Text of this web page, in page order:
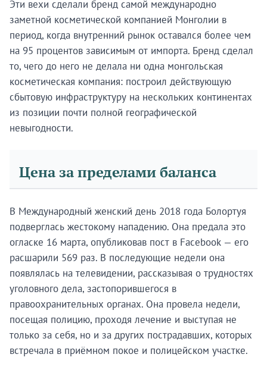
Эти вехи сделали бренд самой международно
заметной косметической компанией Монголии в
период, когда внутренний рынок оставался более чем
на 95 процентов зависимым от импорта. Бренд сделал
то, чего до него не делала ни одна монгольская
косметическая компания: построил действующую
сбытовую инфраструктуру на нескольких континентах
из позиции почти полной географической
невыгодности.
Цена за пределами баланса
В Международный женский день 2018 года Болортуя
подверглась жестокому нападению. Она предала это
огласке 16 марта, опубликовав пост в Facebook — его
расшарили 569 раз. В последующие недели она
появлялась на телевидении, рассказывая о трудностях
уголовного дела, застопорившегося в
правоохранительных органах. Она провела недели,
посещая полицию, проходя лечение и выступая не
только за себя, но и за других пострадавших, которых
встречала в приёмном покое и полицейском участке.